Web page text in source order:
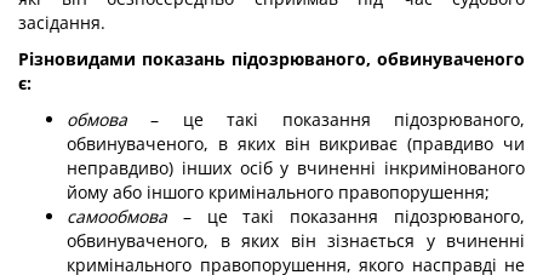
засідання.
Різновидами показань підозрюваного, обвинуваченого
є:
обмова– це такі показання підозрюваного,
обвинуваченого, в яких він викриває (правдиво чи
неправдиво) інших осіб у вчиненні інкримінованого
йому або іншого кримінального правопорушення;
самообмова – це такі показання підозрюваного,
обвинуваченого, в яких він зізнається у вчиненні
кримінального правопорушення, якого насправді не